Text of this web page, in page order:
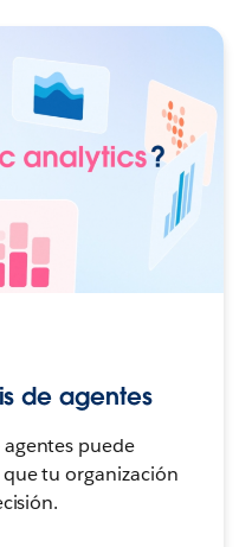
de agentes
puede
tu organización